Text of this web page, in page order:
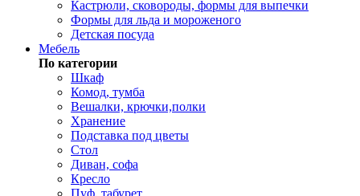
Кастрюли, сковороды, формы для выпечки
Формы для льда и мороженого
Детская посуда
Мебель
По категории
Шкаф
Комод, тумба
Вешалки, крючки,полки
Хранение
Подставка под цветы
Стол
Диван, софа
Кресло
Пуф, табурет